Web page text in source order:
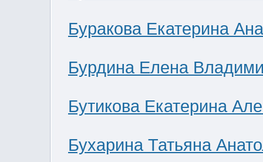
Буракова Екатерина
Бурдина Елена
Бутикова Екатерина
Бухарина Татьяна